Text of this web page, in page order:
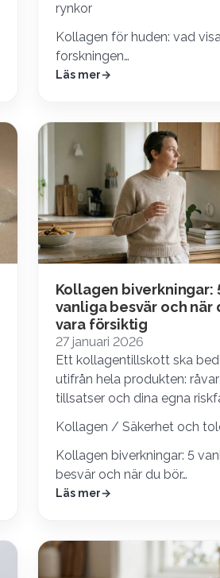
rynkor
Kollagen för huden: vad
forskningen…
Läs mer
Kollagen biverkningar:
vanliga besvär och när
vara försiktig
27 januari 2026
Ett kollagentillskott ska
utifrån hela produkten:
tillsatser och dina egna
Kollagen / Säkerhet och
Kollagen biverkningar: 5
besvär och när du bör…
Läs mer